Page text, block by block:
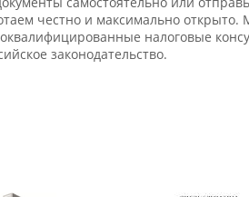
честно и максимально
налоговые
законодательство.